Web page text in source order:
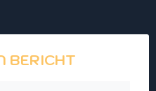
BERICHT